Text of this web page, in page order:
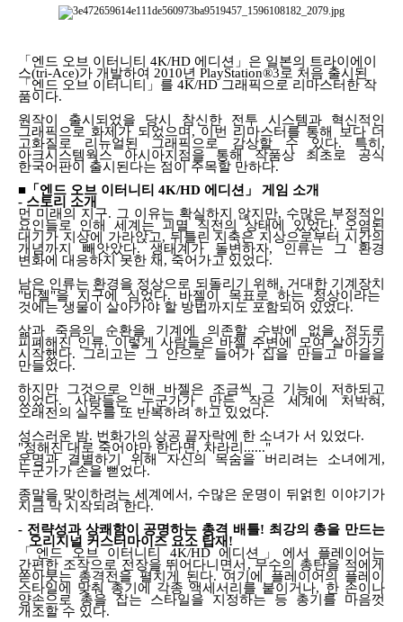
「엔드 오브 이터니티 4K/HD 에디션」은 일본의 트라이에이
스(tri-Ace)가 개발하여 2010년 PlayStation®3로 처음 출시된
「 엔드 오브 이터니티 」 를 4K/HD 그래픽으로 리마스터한 작
품이다.
원작이 출시되었을 당시 참신한 전투 시스템과 혁신적인
그래픽으로 화제가 되었으며, 이번 리마스터를 통해 보다 더
고화질로 리뉴얼된 그래픽으로 감상할 수 있다. 특히 ,
아크시스템웍스 아시아지점을 통해 작품상 최초로 공식
한국어판이 출시된다는 점이 주목할 만하다.
■「엔드 오브 이터니티 4K/HD 에디션 」
게임 소개
- 스토리 소개
먼 미래의 지구. 그 이유는 확실하지 않지만, 수많은 부정적인
요인들로 인해 세계는 괴멸 직전의 상태에 있었다. 오염된
대기가 지상에 가라앉고, 뒤틀린 지축은 지상으로부터 시간의
개념까지 빼앗았다.생태계가 돌변하자, 인류는 그 환경
변화에 대응하지 못한 채 , 죽어가고 있었다.
남은 인류는 환경을 정상으로 되돌리기 위해 , 거대한 기계장치
"바젤"을 지구에 심었다. 바젤이 목표로 하는 정상이라는
것에는 생물이 살아가야 할 방법까지도 포함되어 있었다.
삶과 죽음의 순환을 기계에 의존할 수밖에 없을 정도로
피폐해진 인류. 이렇게 사람들은 바젤 주변에 모여 살아가기
시작했다. 그리고는 그 안으로 들어가 집을 만들고 마을을
만들었다.
하지만 그것으로 인해 바젤은 조금씩 그 기능이 저하되고
있었다.사람들은 누군가가 만든 작은 세계에 처박혀 ,
오래전의 실수를 또 반복하려 하고 있었다.
성스러운 밤. 번화가의 상공 끝자락에 한 소녀가 서 있었다.
"정해진 대로 죽어야만 한다면 , 차라리 ......"
운명과 결별하기 위해 자신의 목숨을 버리려는 소녀에게 ,
누군가가 손을 뻗었다.
종말을 맞이하려는 세계에서 , 수많은 운명이 뒤얽힌 이야기가
지금 막 시작되려 한다.
- 전략성과 상쾌함이 공명하는 총격 배틀! 최강의 총을 만드는
오리지널 커스터마이즈 요소 탑재 !
「 엔드 오브 이터니티 4K/HD 에디션 」 에서 플레이어는
간편한 조작으로 전장을 뛰어다니면서 , 무수의 총탄을 적에게
쏟아붓는 총격전을 펼치게 된다. 여기에 플레이어의 플레이
스타일에 맞춰 총기에 각종 액세서리를 붙이거나, 한 손이나
양손으로 총을 잡는 스타일을 지정하는 등 총기를 마음껏
개조할 수 있다.